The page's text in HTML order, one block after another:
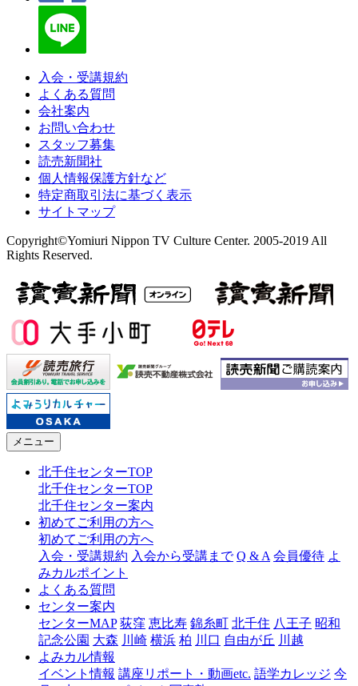
入会・受講規約
よくある質問
会社案内
お問い合わせ
スタッフ募集
読売新聞社
個人情報保護方針など
特定商取引法に基づく表示
サイトマップ
Copyright©Yomiuri Nippon TV Culture Center. 2005-2019 All
Rights Reserved.
メニュー
北千住センターTOP
北千住センターTOP
北千住センター案内
初めてご利用の方へ
初めてご利用の方へ
入会・受講規約 入会から受講まで Q & A 会員優待 よ
みカルポイント
よくある質問
センター案内
センターMAP 荻窪 恵比寿 錦糸町 北千住 八王子 昭和
記念公園 大森 川崎 横浜 柏 川口 自由が丘 川越
よみカル情報
イベント情報 講座リポート・動画etc. 語学カレッジ 今